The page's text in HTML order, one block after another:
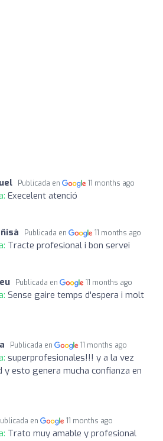
Publicada en 11 months ago
Execelent atenció
Publicada en 11 months ago
Tracte profesional i bon servei
Publicada en 11 months ago
Sense gaire temps d'espera i molt
Publicada en 11 months ago
superprofesionales!!! y a la vez
y esto genera mucha confianza en
en 11 months ago
Trato muy amable y profesional